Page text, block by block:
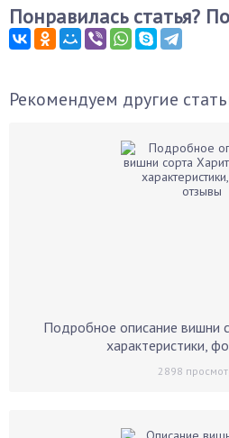
Понравилась статья?
Рекомендуем другие
Подробное описание вишни
характеристики,
2898